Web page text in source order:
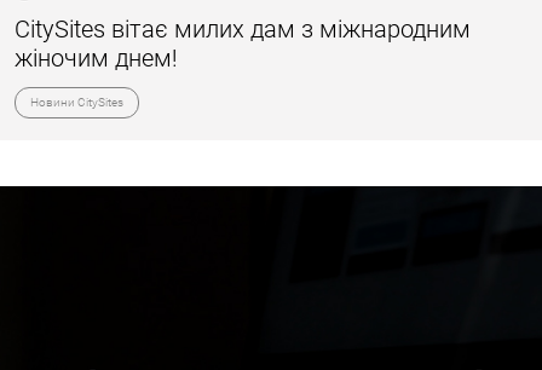
CitySites вітає милих дам з міжнародним
жіночим днем!
Новини CitySites